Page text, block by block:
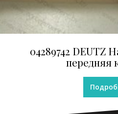
04289742 DEUTZ
передняя